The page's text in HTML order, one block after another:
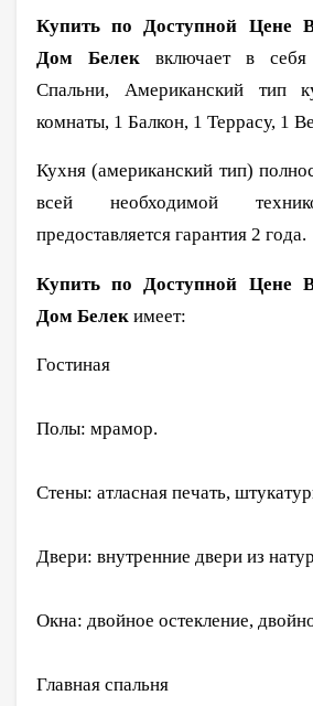
Купить по Доступной Цене
Дом Белек включает в
Спальни, Американский тип
комнаты, 1 Балкон, 1 Террасу, 1
Кухня (американский тип)
всей необходимой
предоставляется гарантия 2 года.
Купить по Доступной Цене
Дом Белек имеет:
Гостиная
Полы: мрамор.
Стены: атласная печать,
Двери: внутренние двери из
Окна: двойное остекление,
Главная спальня